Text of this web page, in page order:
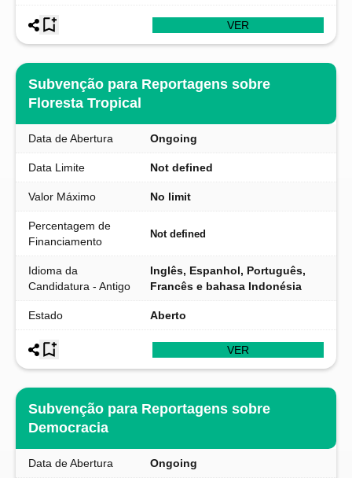
VER
Subvenção para Reportagens sobre
Floresta Tropical
Data de Abertura Ongoing
Data Limite Not defined
Valor Máximo No limit
Percentagem de
Financiamento
Not defined
Idioma da
Candidatura - Antigo
Inglês, Espanhol, Português,
Francês e bahasa Indonésia
Estado Aberto
VER
Subvenção para Reportagens sobre
Democracia
Data de Abertura Ongoing